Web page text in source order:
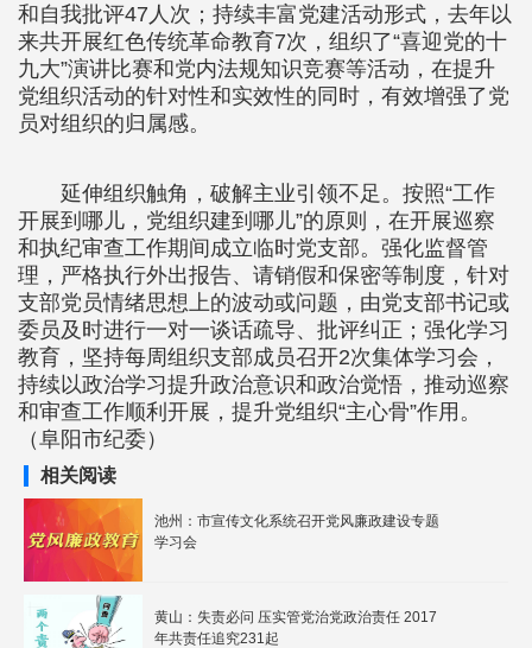
和自我批评47人次；持续丰富党建活动形式，去年以
来共开展红色传统革命教育7次，组织了“喜迎党的十
九大”演讲比赛和党内法规知识竞赛等活动，在提升
党组织活动的针对性和实效性的同时，有效增强了党
员对组织的归属感。
延伸组织触角，破解主业引领不足。按照“工作
开展到哪儿，党组织建到哪儿”的原则，在开展巡察
和执纪审查工作期间成立临时党支部。强化监督管
理，严格执行外出报告、请销假和保密等制度，针对
支部党员情绪思想上的波动或问题，由党支部书记或
委员及时进行一对一谈话疏导、批评纠正；强化学习
教育，坚持每周组织支部成员召开2次集体学习会，
持续以政治学习提升政治意识和政治觉悟，推动巡察
和审查工作顺利开展，提升党组织“主心骨”作用。
（阜阳市纪委）
相关阅读
池州：市宣传文化系统召开党风廉政建设专题
学习会
黄山：失责必问 压实管党治党政治责任 2017
年共责任追究231起